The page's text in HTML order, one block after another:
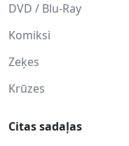
DVD / Blu-Ray
Komiksi
Zeķes
Krūzes
Citas sadaļas